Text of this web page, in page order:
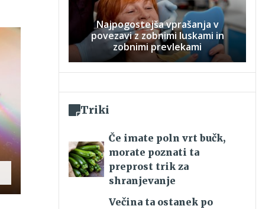
Najpogostejša vprašanja v
povezavi z zobnimi luskami in
zobnimi prevlekami
Triki
Če imate poln vrt bučk,
morate poznati ta
preprost trik za
shranjevanje
Večina ta ostanek po